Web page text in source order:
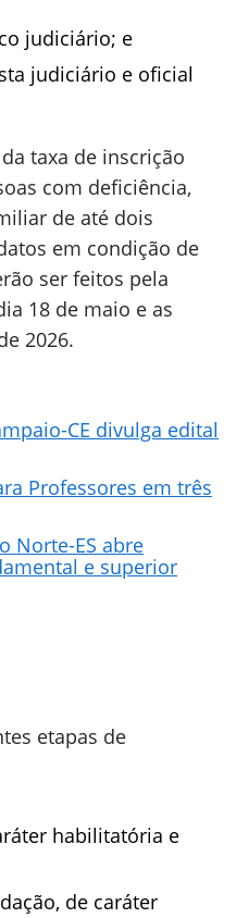
judiciário; e
judiciário e oficial
taxa de inscrição
com deficiência,
de até dois
em condição de
ser feitos pela
18 de maio e as
2026.
CE divulga edital
Professores em três
Norte-ES abre
e superior
etapas de
habilitatória e
de caráter